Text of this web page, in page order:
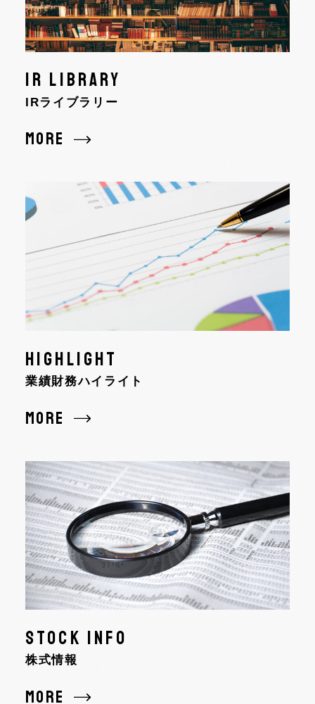
IR LIBRARY
IRライブラリー
MORE
HIGHLIGHT
業績財務ハイライト
MORE
STOCK INFO
株式情報
MORE